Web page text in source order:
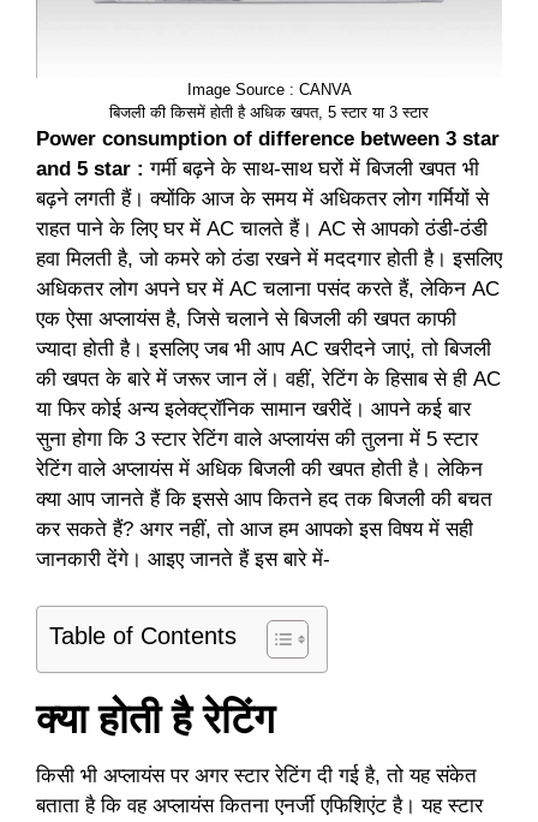
Image Source : CANVA
बिजली की किसमें होती है अधिक खपत, 5 स्टार या 3 स्टार
Power consumption of difference between 3 star
and 5 star : गर्मी बढ़ने के साथ-साथ घरों में बिजली खपत भी
बढ़ने लगती हैं। क्योंकि आज के समय में अधिकतर लोग गर्मियों से
राहत पाने के लिए घर में AC चालते हैं। AC से आपको ठंडी-ठंडी
हवा मिलती है, जो कमरे को ठंडा रखने में मददगार होती है। इसलिए
अधिकतर लोग अपने घर में AC चलाना पसंद करते हैं, लेकिन AC
एक ऐसा अप्लायंस है, जिसे चलाने से बिजली की खपत काफी
ज्यादा होती है। इसलिए जब भी आप AC खरीदने जाएं, तो बिजली
की खपत के बारे में जरूर जान लें। वहीं, रेटिंग के हिसाब से ही AC
या फिर कोई अन्य इलेक्ट्रॉनिक सामान खरीदें। आपने कई बार
सुना होगा कि 3 स्टार रेटिंग वाले अप्लायंस की तुलना में 5 स्टार
रेटिंग वाले अप्लायंस में अधिक बिजली की खपत होती है। लेकिन
क्या आप जानते हैं कि इससे आप कितने हद तक बिजली की बचत
कर सकते हैं? अगर नहीं, तो आज हम आपको इस विषय में सही
जानकारी देंगे। आइए जानते हैं इस बारे में-
Table of Contents
क्या होती है रेटिंग
किसी भी अप्लायंस पर अगर स्टार रेटिंग दी गई है, तो यह संकेत
बताता है कि वह अप्लायंस कितना एनर्जी एफिशिएंट है। यह स्टार